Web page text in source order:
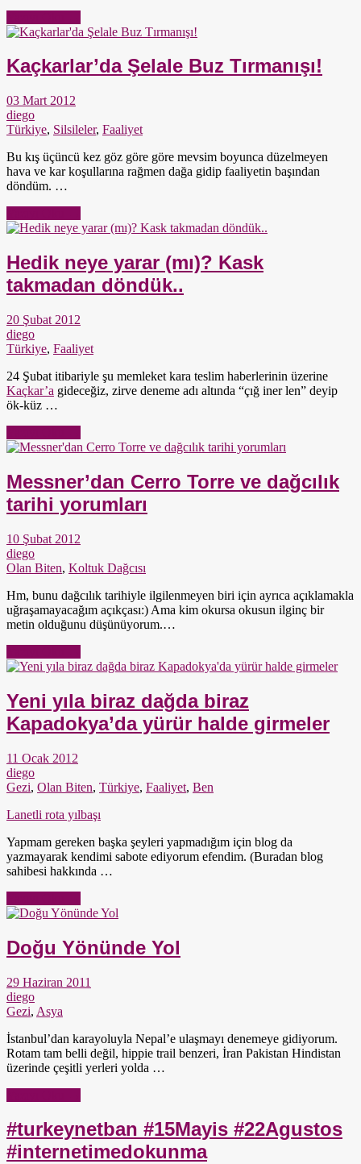
Kaçkarlar’da Şelale Buz Tırmanışı!
03 Mart 2012
diego
Türkiye, Silsileler, Faaliyet
Bu kış üçüncü kez göz göre göre mevsim boyunca düzelmeyen
hava ve kar koşullarına rağmen dağa gidip faaliyetin başından
döndüm. …
Hedik neye yarar (mı)? Kask
takmadan döndük..
20 Şubat 2012
diego
Türkiye, Faaliyet
24 Şubat itibariyle şu memleket kara teslim haberlerinin üzerine
Kaçkar’a gideceğiz, zirve deneme adı altında “çığ iner len” deyip
ök-küz …
Messner’dan Cerro Torre ve dağcılık
tarihi yorumları
10 Şubat 2012
diego
Olan Biten, Koltuk Dağcısı
Hm, bunu dağcılık tarihiyle ilgilenmeyen biri için ayrıca açıklamakla
uğraşamayacağım açıkçası:) Ama kim okursa okusun ilginç bir
metin olduğunu düşünüyorum.…
Yeni yıla biraz dağda biraz
Kapadokya’da yürür halde girmeler
11 Ocak 2012
diego
Gezi, Olan Biten, Türkiye, Faaliyet, Ben
Lanetli rota yılbaşı
Yapmam gereken başka şeyleri yapmadığım için blog da
yazmayarak kendimi sabote ediyorum efendim. (Buradan blog
sahibesi hakkında …
Doğu Yönünde Yol
29 Haziran 2011
diego
Gezi, Asya
İstanbul’dan karayoluyla Nepal’e ulaşmayı denemeye gidiyorum.
Rotam tam belli değil, hippie trail benzeri, İran Pakistan Hindistan
üzerinde çeşitli yerleri yolda …
#turkeynetban #15Mayis #22Agustos
#internetimedokunma